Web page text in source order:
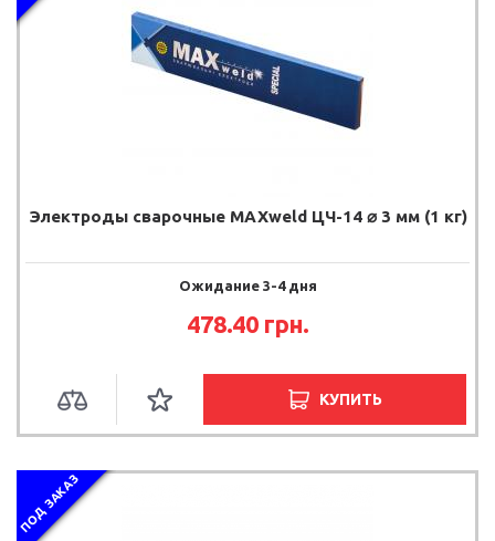
Электроды сварочные MAXweld ЦЧ-14 ⌀ 3 мм (1 кг)
Ожидание 3-4 дня
478.40 грн.
КУПИТЬ
ПОД ЗАКАЗ